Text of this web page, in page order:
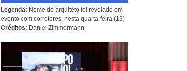
Legenda: Nome do arquiteto foi revelado em
evento com corretores, nesta quarta-feira (13)
Créditos: Daniel Zimmermann